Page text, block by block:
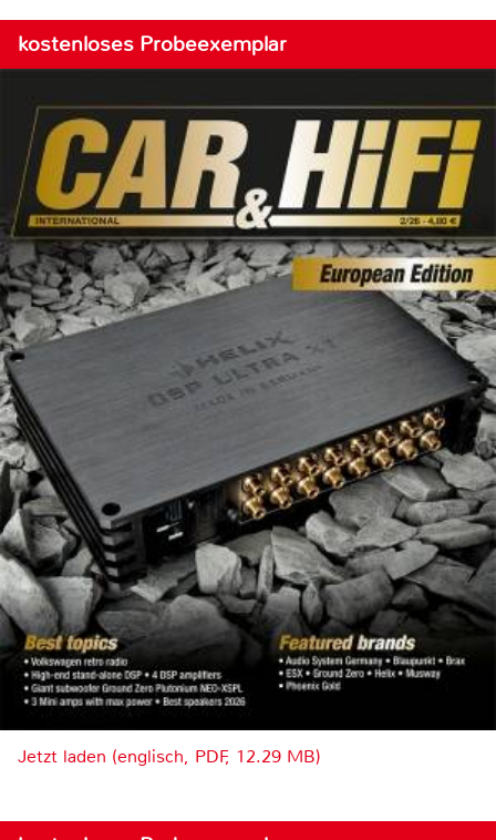
kostenloses Probeexemplar
Jetzt laden (englisch, PDF, 12.29 MB)